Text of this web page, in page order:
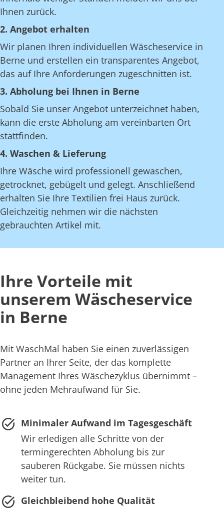
Ihnen zurück.
2. Angebot erhalten
Wir planen Ihren individuellen Wäscheservice in
Berne und erstellen ein transparentes Angebot,
das auf Ihre Anforderungen zugeschnitten ist.
3. Abholung bei Ihnen in Berne
Sobald Sie unser Angebot unterzeichnet haben,
kann die erste Abholung am vereinbarten Ort
stattfinden.
4. Waschen & Lieferung
Ihre Wäsche wird professionell gewaschen,
getrocknet, gebügelt und gelegt. Anschließend
erhalten Sie Ihre Textilien frei Haus zurück.
Gleichzeitig nehmen wir die nächsten
gebrauchten Artikel mit.
Ihre Vorteile mit
unserem Wäscheservice
in Berne
Mit WaschMal haben Sie einen zuverlässigen
Partner an Ihrer Seite, der das komplette
Management Ihres Wäschezyklus übernimmt –
ohne jeden Mehraufwand für Sie.
Minimaler Aufwand im Tagesgeschäft
Wir erledigen alle Schritte von der
termingerechten Abholung bis zur
sauberen Rückgabe. Sie müssen nichts
weiter tun.
Gleichbleibend hohe Qualität